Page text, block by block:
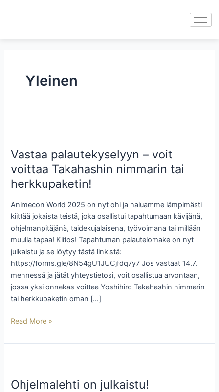
Yleinen
Vastaa palautekyselyyn – voit
voittaa Takahashin nimmarin tai
herkkupaketin!
Animecon World 2025 on nyt ohi ja haluamme lämpimästi
kiittää jokaista teistä, joka osallistui tapahtumaan kävijänä,
ohjelmanpitäjänä, taidekujalaisena, työvoimana tai millään
muulla tapaa! Kiitos! Tapahtuman palautelomake on nyt
julkaistu ja se löytyy tästä linkistä:
https://forms.gle/8N54gU1JUCjfdq7y7 Jos vastaat 14.7.
mennessä ja jätät yhteystietosi, voit osallistua arvontaan,
jossa yksi onnekas voittaa Yoshihiro Takahashin nimmarin
tai herkkupaketin oman […]
–
voit
voittaa
Takahashin
nimmarin
tai
herkkupaketin!
Read More »
Ohjelmalehti on julkaistu!
julkaistu!